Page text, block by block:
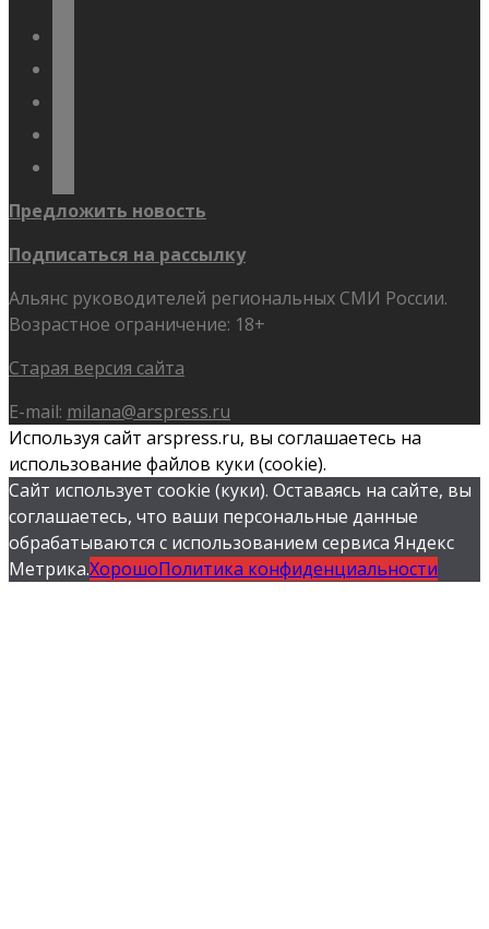
Предложить новость
Подписаться на рассылку
Альянс руководителей региональных СМИ России.
Возрастное ограничение: 18+
Старая версия сайта
E-mail: milana@arspress.ru
Используя сайт arspress.ru, вы соглашаетесь на
использование файлов куки (cookie).
Сайт использует cookie (куки). Оставаясь на сайте, вы
соглашаетесь, что ваши персональные данные
обрабатываются с использованием сервиса Яндекс
Метрика.ХорошоПолитика конфиденциальности